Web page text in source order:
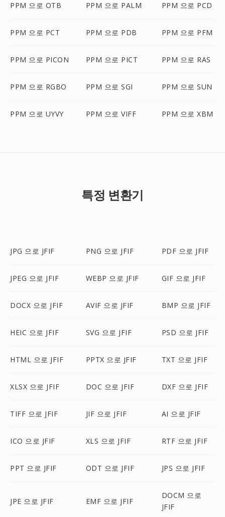
PPM 으로 OTB PPM 으로 PALM PPM 으로 PCD
PPM 으로 PCT PPM 으로 PDB PPM 으로 PFM
PPM 으로 PICON PPM 으로 PICT PPM 으로 RAS
PPM 으로 RGBO PPM 으로 SGI PPM 으로 SUN
PPM 으로 UYVY PPM 으로 VIFF PPM 으로 XBM
특정 변환기
JPG 으로 JFIF PNG 으로 JFIF PDF 으로 JFIF
JPEG 으로 JFIF WEBP 으로 JFIF GIF 으로 JFIF
DOCX 으로 JFIF AVIF 으로 JFIF BMP 으로 JFIF
HEIC 으로 JFIF SVG 으로 JFIF PSD 으로 JFIF
HTML 으로 JFIF PPTX 으로 JFIF TXT 으로 JFIF
XLSX 으로 JFIF DOC 으로 JFIF DXF 으로 JFIF
TIFF 으로 JFIF JIF 으로 JFIF AI 으로 JFIF
ICO 으로 JFIF XLS 으로 JFIF RTF 으로 JFIF
PPT 으로 JFIF ODT 으로 JFIF JPS 으로 JFIF
JPE 으로 JFIF EMF 으로 JFIF
DOCM 으로
JFIF